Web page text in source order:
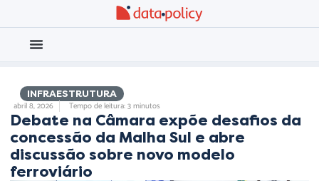
INFRAESTRUTURA
abril 8, 2026 Tempo de leitura: 3 minutos
Debate na Câmara expõe desafios da
concessão da Malha Sul e abre
discussão sobre novo modelo
ferroviário